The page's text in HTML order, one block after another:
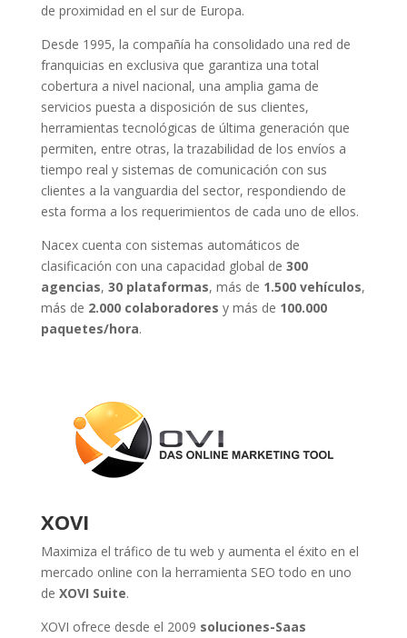
de proximidad en el sur de Europa.
Desde 1995, la compañía ha consolidado una red de
franquicias en exclusiva que garantiza una total
cobertura a nivel nacional, una amplia gama de
servicios puesta a disposición de sus clientes,
herramientas tecnológicas de última generación que
permiten, entre otras, la trazabilidad de los envíos a
tiempo real y sistemas de comunicación con sus
clientes a la vanguardia del sector, respondiendo de
esta forma a los requerimientos de cada uno de ellos.
Nacex cuenta con sistemas automáticos de
clasificación con una capacidad global de 300
agencias, 30 plataformas, más de 1.500 vehículos,
más de 2.000 colaboradores y más de 100.000
paquetes/hora.
XOVI
Maximiza el tráfico de tu web y aumenta el éxito en el
mercado online con la herramienta SEO todo en uno
de XOVI Suite.
XOVI ofrece desde el 2009 soluciones-Saas